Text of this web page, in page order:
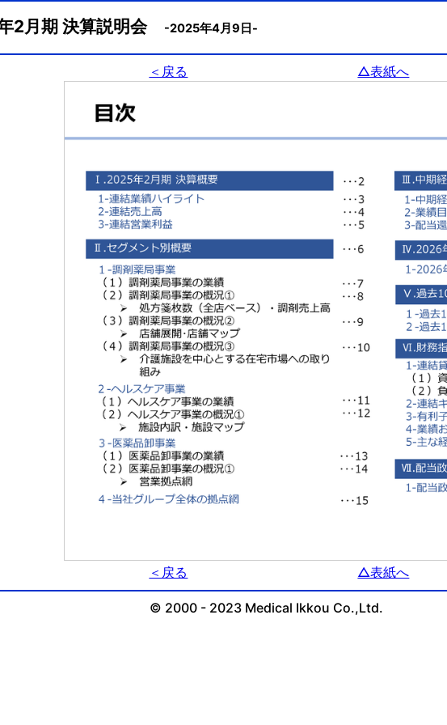
2月期 決算説明会 -2025年4月9日-
＜戻る △表紙へ
＜戻る △表紙へ
© 2000 - 2023 Medical Ikkou Co.,Ltd.